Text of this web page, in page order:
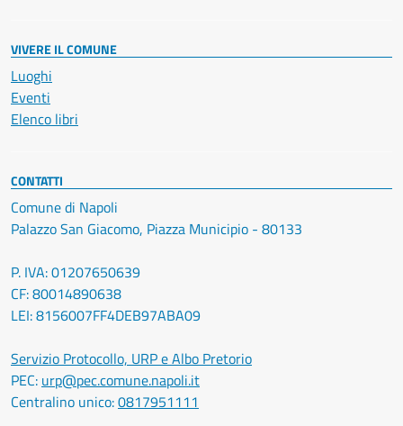
VIVERE IL COMUNE
Luoghi
Eventi
Elenco libri
CONTATTI
Comune di Napoli
Palazzo San Giacomo, Piazza Municipio - 80133
P. IVA: 01207650639
CF: 80014890638
LEI: 8156007FF4DEB97ABA09
Servizio Protocollo, URP e Albo Pretorio
PEC: urp@pec.comune.napoli.it
Centralino unico:0817951111